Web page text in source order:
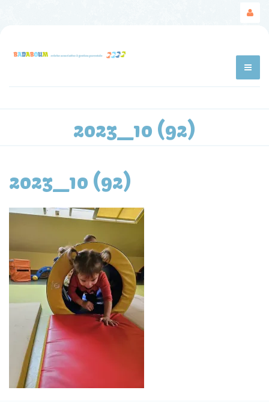
2023_10 (92)
2023_10 (92)